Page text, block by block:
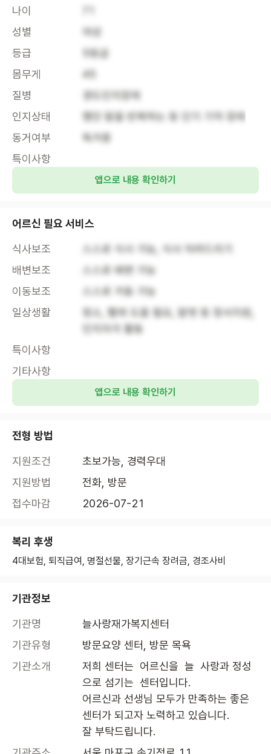
나이
성별
여성
등급
5등급
몸무게
45
질병
경도인지장애
인지상태
했던 말을 반복하는 등 단기 기억 장애
동거여부
독거중
특이사항
앱으로 내용 확인하기
어르신 필요 서비스
식사보조
스스로 식사 가능, 식사 차려드리기
배변보조
스스로 배변 가능
이동보조
스스로 거동 가능
일상생활
청소, 빨래 도움 필요, 말벗 등 정서지원,
인지자극 활동
특이사항
기타사항
앱으로 내용 확인하기
전형 방법
지원조건
초보가능, 경력우대
지원방법
전화, 방문
접수마감
2026-07-21
복리 후생
4대보험, 퇴직급여, 명절선물, 장기근속 장려금, 경조사비
기관정보
기관명
늘사랑재가복지센터
기관유형
방문요양 센터, 방문 목욕
기관소개
저희 센터는  어르신을  늘  사랑과 정성
으로 섬기는  센터입니다.
어르신과 선생님 모두가 만족하는 좋은
센터가 되고자 노력하고 있습니다.
잘 부탁드립니다.